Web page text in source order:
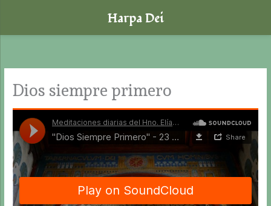
contenido
Dios siempre primero
Harpa Dei